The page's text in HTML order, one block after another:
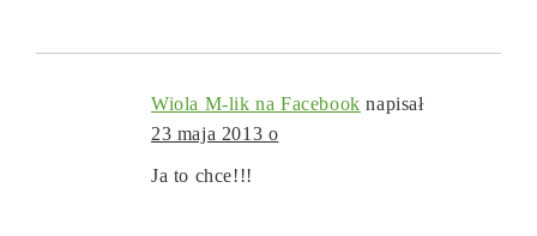
Wiola M-lik na Facebook napisał
23 maja 2013 o
Ja to chce!!!